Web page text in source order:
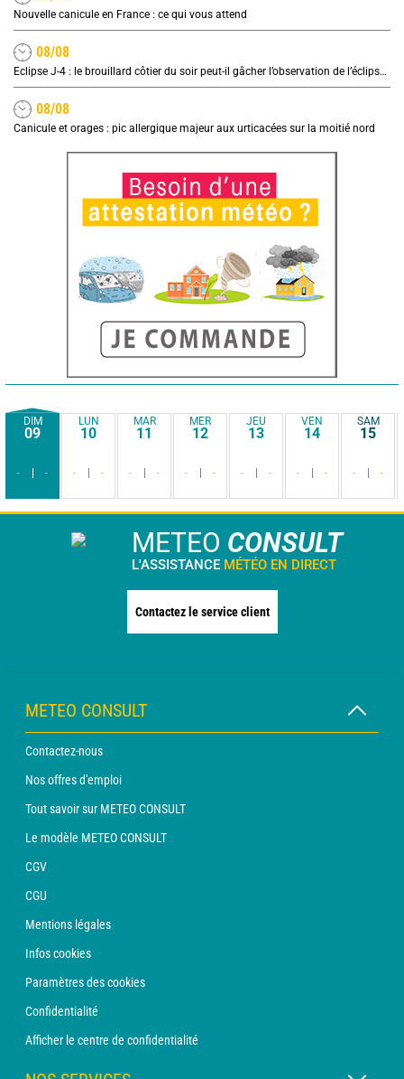
Nouvelle canicule en France : ce qui vous attend
08/08
Eclipse J-4 : le brouillard côtier du soir peut-il gâcher l’observation de l’éclipse à la plage ?
08/08
Canicule et orages : pic allergique majeur aux urticacées sur la moitié nord
DIM
09
- -
LUN
10
- -
MAR
11
- -
MER
12
- -
JEU
13
- -
VEN
14
- -
SAM
15
- -
METEO CONSULT
L'ASSISTANCE MÉTÉO EN DIRECT
Contactez le service client
METEO CONSULT
Contactez-nous
Nos offres d'emploi
Tout savoir sur METEO CONSULT
Le modèle METEO CONSULT
CGV
CGU
Mentions légales
Infos cookies
Paramètres des cookies
Confidentialité
Afficher le centre de confidentialité